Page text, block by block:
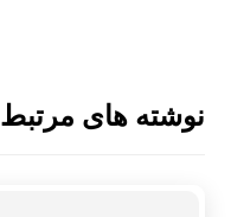
نوشته های مرتبط